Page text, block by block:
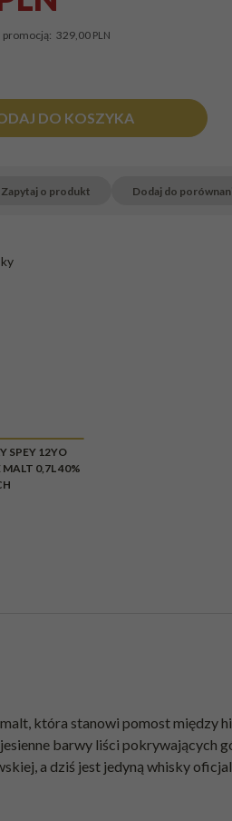
promocją: 329,00 PLN
DO KOSZYKA
Zapytaj o produkt Dodaj do
SPEY 12YO
MALT 0,7L 40%
która stanowi pomost między
barwy liści pokrywających
a dziś jest jedyną whisky